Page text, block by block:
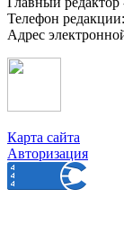
Телефон
Адрес
Карта сайта
Авторизация